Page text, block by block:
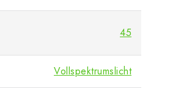
45
Vollspektrumslicht